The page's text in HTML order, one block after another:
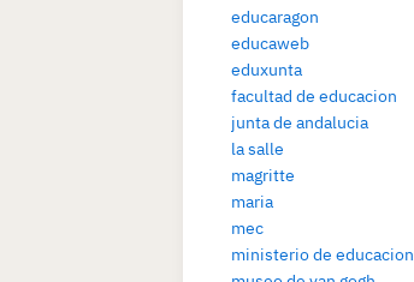
educaragon
educaweb
eduxunta
facultad de educacion
junta de andalucia
la salle
magritte
maria
mec
ministerio de educacion